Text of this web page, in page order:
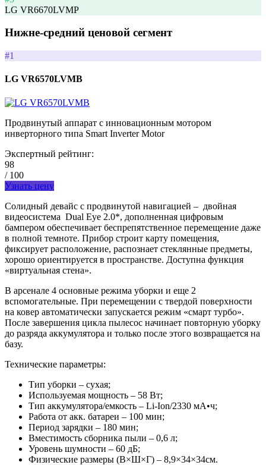
LG VR6670LVMP
Нижне-средний ценовой сегмент
#1
LG VR6570LVMB
Продвинутый аппарат с инновационным мотором
инверторного типа Smart Inverter Motor
Экспертный рейтинг:
98
/ 100
Узнать цену
Солидный девайс с продвинутой навигацией – двойная
видеосистема Dual Eye 2.0*, дополненная цифровым
бампером обеспечивает беспрепятственное перемещение даже
в полной темноте. Прибор строит карту помещения,
фиксирует расположение, распознает стеклянные предметы,
хорошо ориентируется в пространстве. Доступна функция
«виртуальная стена».
В арсенале 4 основные режима уборки и еще 2
вспомогательные. При перемещении с твердой поверхности
на ковер автоматически запускается режим «смарт турбо».
После завершения цикла пылесос начинает повторную уборку
до разряда аккумулятора и только после этого возвращается на
базу.
Технические параметры:
Тип уборки – сухая;
Используемая мощность – 58 Вт;
Тип аккумулятора/емкость – Li-Ion/2330 мА•ч;
Работа от акк. батареи – 100 мин;
Период зарядки – 180 мин;
Вместимость сборника пыли – 0,6 л;
Уровень шумности – 60 дБ;
Физические размеры (В×Ш×Г) – 8,9×34×34см.